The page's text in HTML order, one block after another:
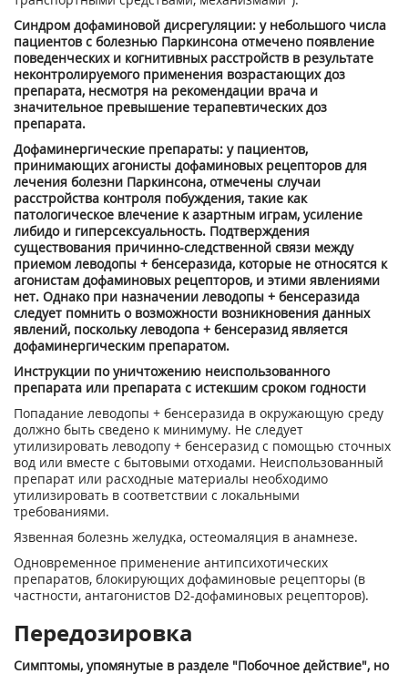
Синдром дофаминовой дисрегуляции: у небольшого числа
пациентов с болезнью Паркинсона отмечено появление
поведенческих и когнитивных расстройств в результате
неконтролируемого применения возрастающих доз
препарата, несмотря на рекомендации врача и
значительное превышение терапевтических доз
препарата.
Дофаминергические препараты: у пациентов,
принимающих агонисты дофаминовых рецепторов для
лечения болезни Паркинсона, отмечены случаи
расстройства контроля побуждения, такие как
патологическое влечение к азартным играм, усиление
либидо и гиперсексуальность. Подтверждения
существования причинно-следственной связи между
приемом леводопы + бенсеразида, которые не относятся к
агонистам дофаминовых рецепторов, и этими явлениями
нет. Однако при назначении леводопы + бенсеразида
следует помнить о возможности возникновения данных
явлений, поскольку леводопа + бенсеразид является
дофаминергическим препаратом.
Инструкции по уничтожению неиспользованного
препарата или препарата с истекшим сроком годности
Попадание леводопы + бенсеразида в окружающую среду
должно быть сведено к минимуму. Не следует
утилизировать леводопу + бенсеразид с помощью сточных
вод или вместе с бытовыми отходами. Неиспользованный
препарат или расходные материалы необходимо
утилизировать в соответствии с локальными
требованиями.
Язвенная болезнь желудка, остеомаляция в анамнезе.
Одновременное применение антипсихотических
препаратов, блокирующих дофаминовые рецепторы (в
частности, антагонистов D2-дофаминовых рецепторов).
Передозировка
Симптомы, упомянутые в разделе "Побочное действие", но